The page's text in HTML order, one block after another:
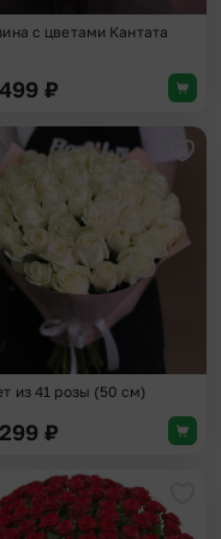
с цветами Кантата
₽
избранное
из 41 розы (50 см)
₽
в избранное